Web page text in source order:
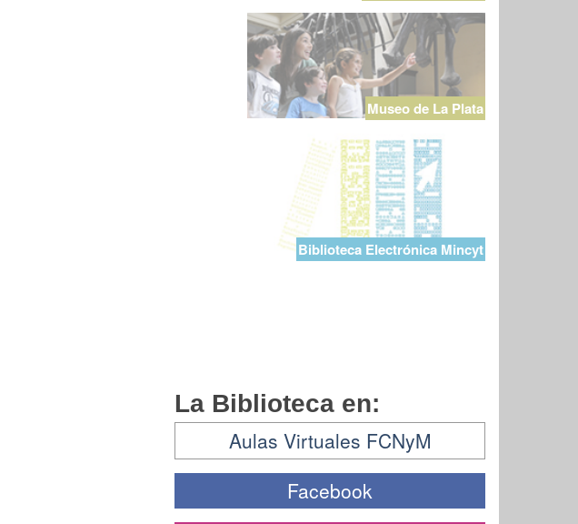
Museo de La Plata
Biblioteca Electrónica Mincyt
La Biblioteca en:
Aulas Virtuales FCNyM
Facebook